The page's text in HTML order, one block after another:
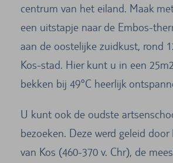
centrum van het eiland. Maak
een uitstapje naar de Embos-
aan de oostelijke zuidkust, rond
Kos-stad. Hier kunt u in een
bekken bij 49°C heerlijk
U kunt ook de oudste
bezoeken. Deze werd geleid
van Kos (460-370 v. Chr), de